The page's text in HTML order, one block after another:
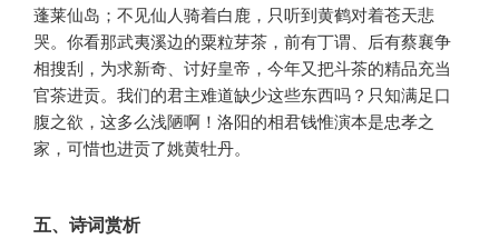
蓬莱仙岛；不见仙人骑着白鹿，只听到黄鹤对着苍天悲
哭。你看那武夷溪边的粟粒芽茶，前有丁谓、后有蔡襄争
相搜刮，为求新奇、讨好皇帝，今年又把斗茶的精品充当
官茶进贡。我们的君主难道缺少这些东西吗？只知满足口
腹之欲，这多么浅陋啊！洛阳的相君钱惟演本是忠孝之
家，可惜也进贡了姚黄牡丹。
五、诗词赏析